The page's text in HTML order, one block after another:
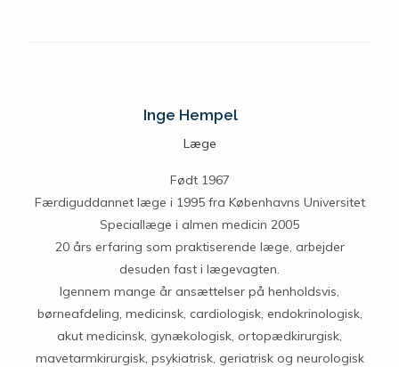
Inge Hempel
Læge
Født 1967
Færdiguddannet læge i 1995 fra Københavns Universitet
Speciallæge i almen medicin 2005
20 års erfaring som praktiserende læge, arbejder
desuden fast i lægevagten.
Igennem mange år ansættelser på henholdsvis,
børneafdeling, medicinsk, cardiologisk, endokrinologisk,
akut medicinsk, gynækologisk, ortopædkirurgisk,
mavetarmkirurgisk, psykiatrisk, geriatrisk og neurologisk